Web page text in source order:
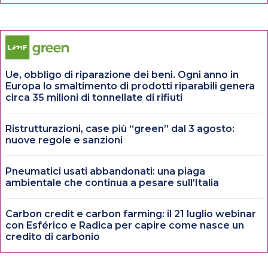
Ue, obbligo di riparazione dei beni. Ogni anno in
Europa lo smaltimento di prodotti riparabili genera
circa 35 milioni di tonnellate di rifiuti
Ristrutturazioni, case più “green” dal 3 agosto:
nuove regole e sanzioni
Pneumatici usati abbandonati: una piaga
ambientale che continua a pesare sull’Italia
Carbon credit e carbon farming: il 21 luglio webinar
con Esférico e Radica per capire come nasce un
credito di carbonio